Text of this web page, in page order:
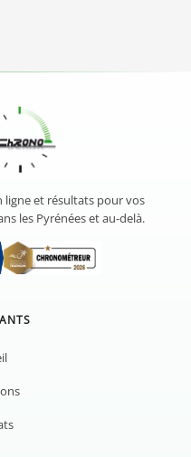
et résultats pour vos
les Pyrénées et au-delà.